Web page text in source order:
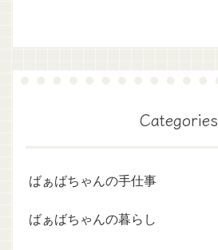
Categories
ばぁばちゃんの手仕事
ばぁばちゃんの暮らし